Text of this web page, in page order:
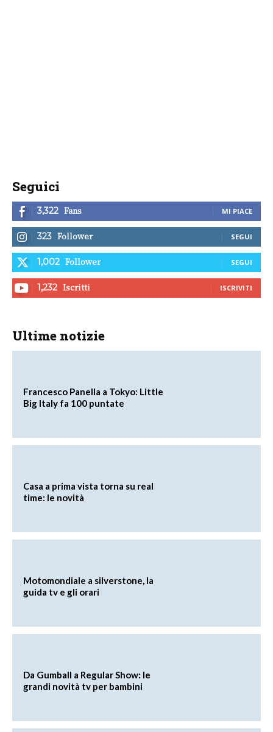
Seguici
3,322 Fans MI PIACE
323 Follower SEGUI
1,002 Follower SEGUI
1,232 Iscritti ISCRIVITI
Ultime notizie
Francesco Panella a Tokyo: Little
Big Italy fa 100 puntate
Casa a prima vista torna su real
time: le novità
Motomondiale a silverstone, la
guida tv e gli orari
Da Gumball a Regular Show: le
grandi novità tv per bambini